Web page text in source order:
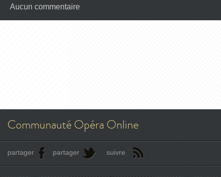
Aucun commentaire
Communauté Opéra Online
partager partager suivre